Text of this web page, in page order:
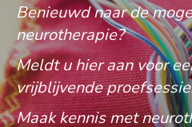
Benieuwd naar de
neurotherapie?
Meldt u hier aan voor
vrijblijvende
Maak kennis met